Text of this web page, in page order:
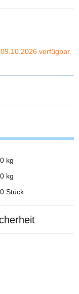
verfügbar.
kg
kg
Stück